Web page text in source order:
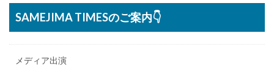
SAMEJIMA TIMESのご案内👇
メディア出演